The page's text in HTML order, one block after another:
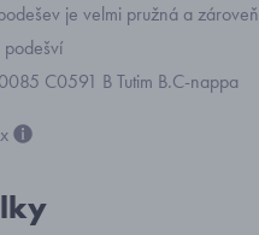
je velmi pružná a
podešví
C0591 B Tutim B.C-nappa